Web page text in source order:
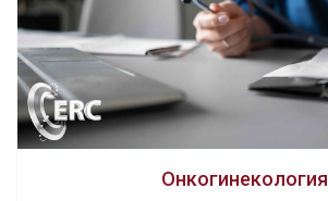
Онкогинекология